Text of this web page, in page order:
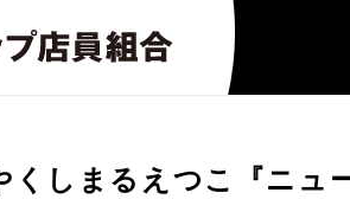
くしまるえつこ『ニュ